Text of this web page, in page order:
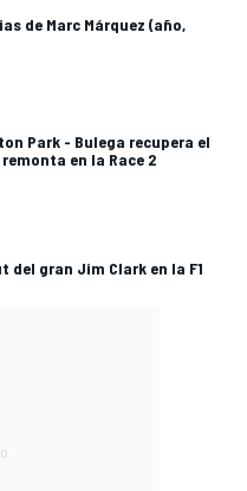
de Marc Márquez (año,
Park - Bulega recupera el
en la Race 2
del gran Jim Clark en la F1